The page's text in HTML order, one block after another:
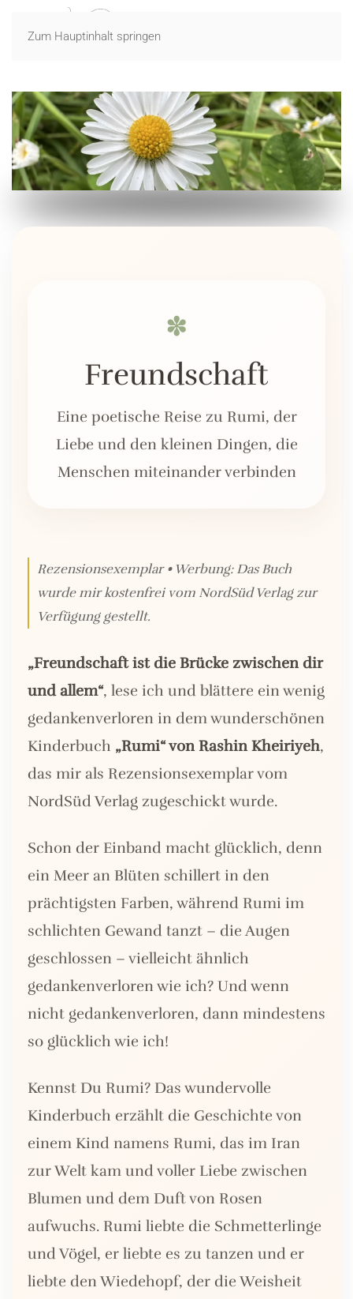
Zum Hauptinhalt springen
Freundschaft
Eine poetische Reise zu Rumi, der
Liebe und den kleinen Dingen, die
Menschen miteinander verbinden
Rezensionsexemplar•Werbung: Das Buch
wurde mir kostenfrei vom NordSüd Verlag zur
Verfügung gestellt.
„Freundschaft ist die Brücke zwischen dir
und allem“, lese ich und blättere ein wenig
gedankenverloren in dem wunderschönen
Kinderbuch „Rumi“ von Rashin Kheiriyeh,
das mir als Rezensionsexemplar vom
NordSüd Verlag zugeschickt wurde.
Schon der Einband macht glücklich, denn
ein Meer an Blüten schillert in den
prächtigsten Farben, während Rumi im
schlichten Gewand tanzt – die Augen
geschlossen – vielleicht ähnlich
gedankenverloren wie ich? Und wenn
nicht gedankenverloren, dann mindestens
so glücklich wie ich!
Kennst Du Rumi? Das wundervolle
Kinderbuch erzählt die Geschichte von
einem Kind namens Rumi, das im Iran
zur Welt kam und voller Liebe zwischen
Blumen und dem Duft von Rosen
aufwuchs. Rumi liebte die Schmetterlinge
und Vögel, er liebte es zu tanzen und er
liebte den Wiedehopf, der die Weisheit